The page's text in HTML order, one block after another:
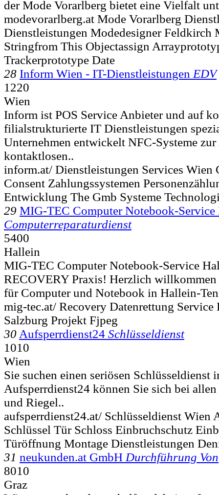
der Mode Vorarlberg bietet eine Vielfalt
modevorarlberg.at Mode Vorarlberg
Dienstleistungen Modedesigner Feldkirch
Stringfrom This Objectassign
Trackerprototype Date
28 Inform Wien - IT-Dienstleistungen EDV
1220
Wien
Inform ist POS Service Anbieter und auf
filialstrukturierte IT Dienstleistungen
Unternehmen entwickelt NFC-Systeme
kontaktlosen..
inform.at/ Dienstleistungen Services Wien
Consent Zahlungssystemen
Entwicklung The Gmb Systeme
29 MIG-TEC Computer Notebook-
Computerreparaturdienst
5400
Hallein
MIG-TEC Computer Notebook-Service
RECOVERY Praxis! Herzlich
für Computer und Notebook in Hallein-
mig-tec.at/ Recovery Datenrettung
Salzburg Projekt Fjpeg
30 Aufsperrdienst24 Schlüsseldienst
1010
Wien
Sie suchen einen seriösen Schlüsseldienst
Aufsperrdienst24 können Sie sich bei
und Riegel..
aufsperrdienst24.at/ Schlüsseldienst Wien
Schlüssel Tür Schloss Einbruchschutz
Türöffnung Montage Dienstleistungen
31 neukunden.at GmbH Durchführung Von
8010
Graz